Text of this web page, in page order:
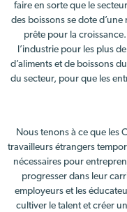
faire en sorte que le
des boissons se dote
prête pour la
l’industrie pour les plus
d’aliments et de boissons
du secteur, pour que les
Nous tenons à ce que les
travailleurs étrangers
nécessaires pour
progresser dans leur
employeurs et les
cultiver le talent et créer